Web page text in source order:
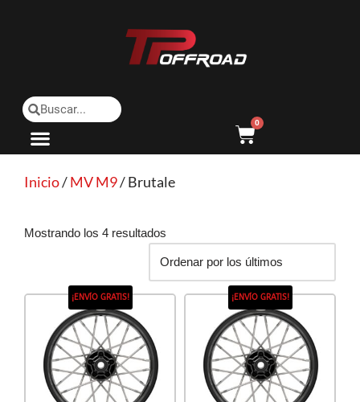
0
Inicio/MV M9/ Brutale
Mostrando los 4 resultados
¡ENVÍO GRATIS! ¡ENVÍO GRATIS!